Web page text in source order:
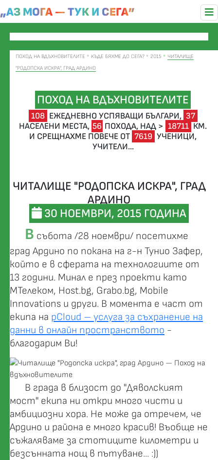
„АЗ МОГА — ТУК И СЕГА”
ПОХОД НА ВДЪХНОВИТЕЛИТЕ КЪДЕ БЯХМЕ ДО СЕГА? 2015
ЧИТАЛИЩЕ
"РОДОПСКА ИСКРА", ГРАД АРДИНО
ПОХОД НА ВДЪХНОВИТЕЛИТЕ
108 ЕЖЕДНЕВНО УСПЯВАЩИ БЪЛГАРИ, 37
НАСЕЛЕНИ МЕСТА, 56 ПОХОДА, НАД > 18711 КМ.
И СРЕЩНАХМЕ ПОВЕЧЕ ОТ 7619 УЧЕНИЦИ,
УЧИТЕЛИ...
ЧИТАЛИЩЕ "РОДОПСКА ИСКРА", ГРАД
АРДИНО
30 НОЕМВРИ, 2015 ГОДИНА
В събота /28 ноември/ посетихме
град Ардино по покана на г-н Тунио Зафер,
който е в сферата на технологиите от
13 години. Минал е през проекти като
МТелеком, Host.bg, Grabo.bg, Mobile
Innovations и други. В момента е част от
екипа на pCloud – услуга за съхранение на
данни в онлайн пространството -
благодарим Ви!
В града в близост до "Дяволският
мост" екипа ни откри много чисти и
амбициозни хора. Не може да отречем, че
Ардино и района е много красив! Въобще не
съжаляваме за стотиците километри и
безсънната нощ в пътуване... :))